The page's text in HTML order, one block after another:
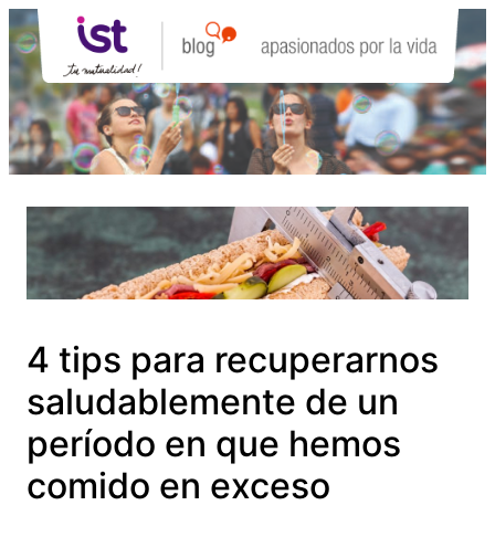
Saltar
al
contenido
4 tips para recuperarnos
saludablemente de un
período en que hemos
comido en exceso